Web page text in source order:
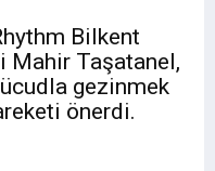
Bilkent
Taşatanel,
gezinmek
önerdi.